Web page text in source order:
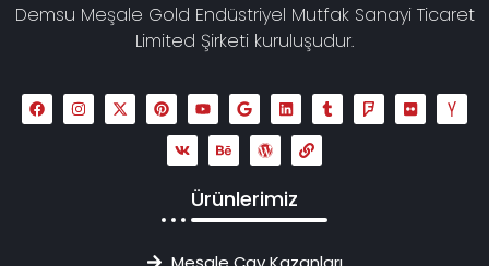
Demsu Meşale Gold Endüstriyel Mutfak Sanayi Ticaret
Limited Şirketi kuruluşudur.
Ürünlerimiz